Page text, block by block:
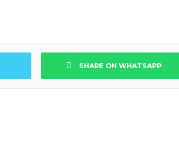
SHARE ON WHATSAPP